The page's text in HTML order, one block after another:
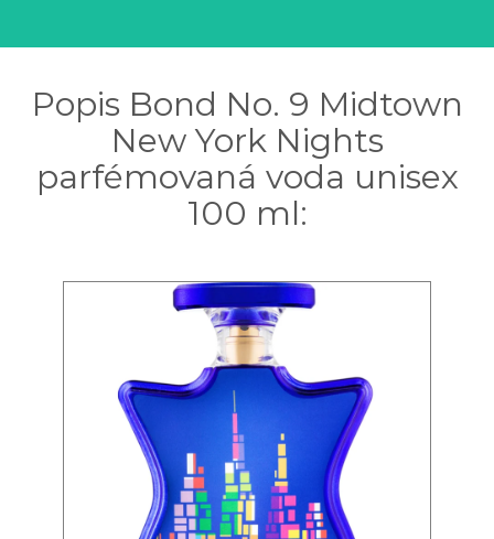
Popis Bond No. 9 Midtown
New York Nights
parfémovaná voda unisex
100 ml: